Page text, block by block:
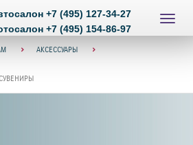
+7 (495) 127-34-27
+7 (495) 154-86-97
АКСЕССУАРЫ